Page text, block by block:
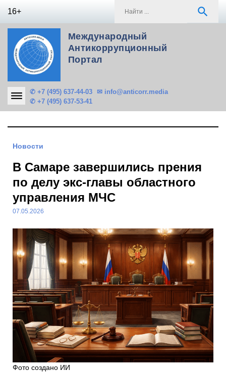
16+ search
Международный
Антикоррупционный
Портал
✆ +7 (495) 637-44-03
✆ +7 (495) 637-53-41
✉ info@anticorr.media
Новости
В Самаре завершились прения
по делу экс-главы областного
управления МЧС
07.05.2026
Фото создано ИИ